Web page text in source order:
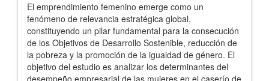
El emprendimiento femenino emerge como un
fenómeno de relevancia estratégica global,
constituyendo un pilar fundamental para la consecución
de los Objetivos de Desarrollo Sostenible, reducción de
la pobreza y la promoción de la igualdad de género. El
objetivo del estudio es analizar los determinantes del